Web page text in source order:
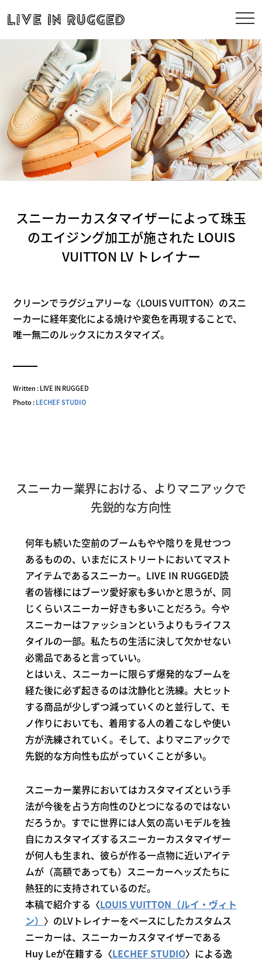
スニーカーカスタマイザーによって珠玉
のエイジング加工が施された LOUIS
VUITTON LV トレイナー
クリーンでラグジュアリーな〈LOUIS VUITTON〉のスニ
ーカーに経年変化による焼けや変色を再現することで、
唯一無二のルックスにカスタマイズ。
Written : LIVE IN RUGGED
Photo :LECHEF STUDIO
スニーカー業界における、よりマニアックで
先鋭的な方向性
何年も続いた空前のブームもやや陰りを見せつつ
あるものの、いまだにストリートにおいてマスト
アイテムであるスニーカー。LIVE IN RUGGED読
者の皆様にはブーツ愛好家も多いかと思うが、同
じくらいスニーカー好きも多いことだろう。今や
スニーカーはファッションというよりもライフス
タイルの一部。私たちの生活に決して欠かせない
必需品であると言っていい。
とはいえ、スニーカーに限らず爆発的なブームを
経た後に必ず起きるのは沈静化と洗練。大ヒット
する商品が少しずつ減っていくのと並行して、モ
ノ作りにおいても、着用する人の着こなしや使い
方が洗練されていく。そして、よりマニアックで
先鋭的な方向性も広がっていくことが多い。
スニーカー業界においてはカスタマイズという手
法が今後を占う方向性のひとつになるのではない
だろうか。すでに世界には人気の高いモデルを独
自にカスタマイズするスニーカーカスタマイザー
が何人も生まれ、彼らが作る一点物に近いアイテ
ムが（高額であっても）スニーカーヘッズたちに
熱狂的に支持されているのだ。
本稿で紹介する〈LOUIS VUITTON（ルイ・ヴィト
ン） 〉のLVトレイナーをベースにしたカスタムス
ニーカーは、スニーカーカスタマイザーである
Huy Leが在籍する〈LECHEF STUDIO〉による逸